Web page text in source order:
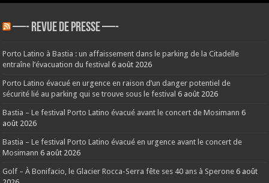
—- REVUE DE PRESSE —-
Porto Latino à Bastia : un affaissement dans le parking de la Citadelle
entraîne l’évacuation du festival 6 août 2026
Porto Latino évacué en urgence en raison d’un danger potentiel de
sécurité lié au parking qui se trouve sous le festival 6 août 2026
Bastia – Le festival Porto Latino évacué avant le concert de Mosimann 6
août 2026
Bastia – Le festival Porto Latino évacué en urgence avant le concert de
Mosimann 6 août 2026
Golf – À Bonifacio, le Glacier Rocca-Serra fête ses 40 ans à Sperone 6 août